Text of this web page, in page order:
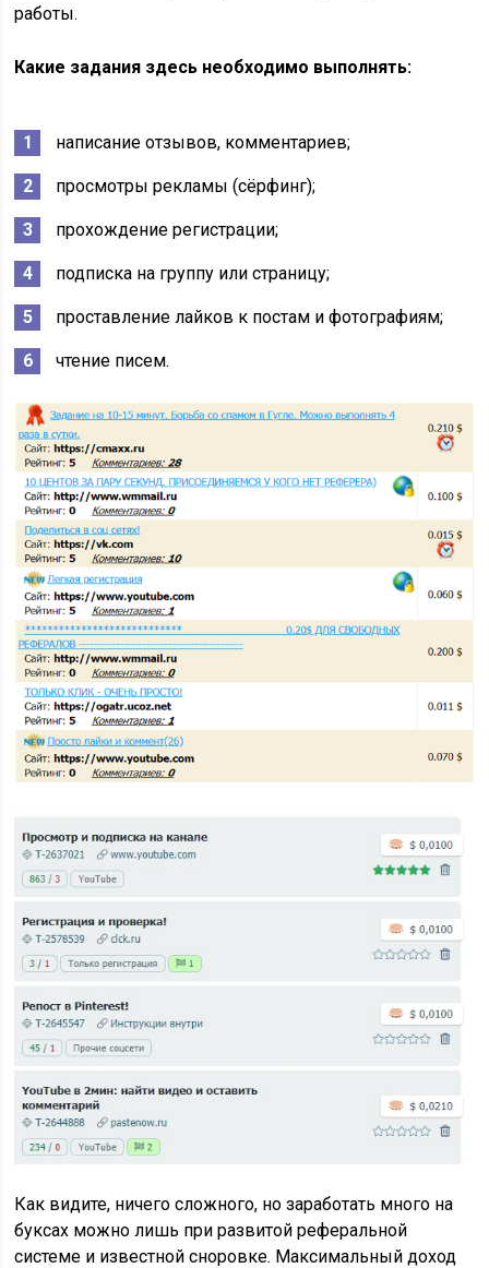
работы.
Какие задания здесь необходимо выполнять:
написание отзывов, комментариев;
просмотры рекламы (сёрфинг);
прохождение регистрации;
подписка на группу или страницу;
проставление лайков к постам и фотографиям;
чтение писем.
Как видите, ничего сложного, но заработать много на
буксах можно лишь при развитой реферальной
системе и известной сноровке. Максимальный доход